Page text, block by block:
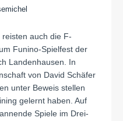
auch die F-
Funino-Spielfest der
Landenhausen. In
von David Schäfer
unter Beweis stellen
gelernt haben. Auf
Spiele im Drei-